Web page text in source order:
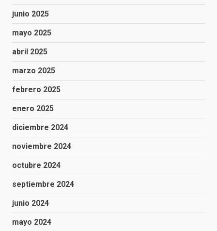
junio 2025
mayo 2025
abril 2025
marzo 2025
febrero 2025
enero 2025
diciembre 2024
noviembre 2024
octubre 2024
septiembre 2024
junio 2024
mayo 2024